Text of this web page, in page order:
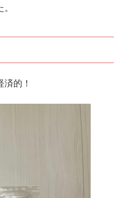
的！